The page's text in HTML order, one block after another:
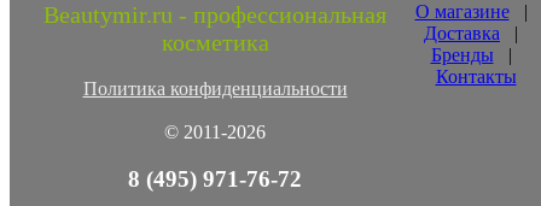
Beautymir.ru - профессиональная
косметика
Политика конфиденциальности
© 2011-2026
О магазине|
Доставка |
Бренды |
Контакты
8 (495) 971-76-72